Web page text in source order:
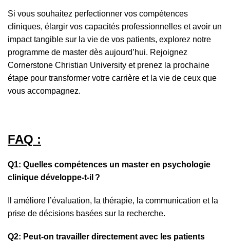
Si vous souhaitez perfectionner vos compétences
cliniques, élargir vos capacités professionnelles et avoir un
impact tangible sur la vie de vos patients, explorez notre
programme de master dès aujourd’hui. Rejoignez
Cornerstone Christian University et prenez la prochaine
étape pour transformer votre carrière et la vie de ceux que
vous accompagnez.
FAQ :
Q1: Quelles compétences un master en psychologie
clinique développe-t-il ?
Il améliore l’évaluation, la thérapie, la communication et la
prise de décisions basées sur la recherche.
Q2: Peut-on travailler directement avec les patients